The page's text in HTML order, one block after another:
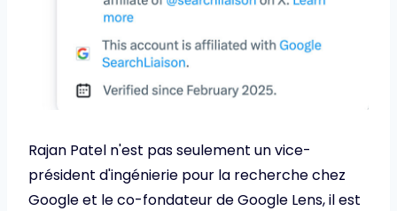
Rajan Patel n'est pas seulement un vice-
président d'ingénierie pour la recherche chez
Google et le co-fondateur de Google Lens, il est